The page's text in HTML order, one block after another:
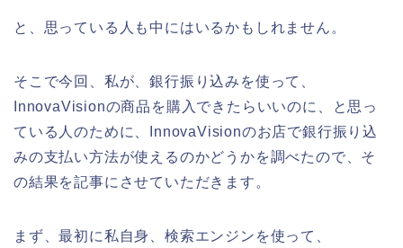
と、思っている人も中にはいるかもしれません。
そこで今回、私が、銀行振り込みを使って、
InnovaVisionの商品を購入できたらいいのに、と思っ
ている人のために、InnovaVisionのお店で銀行振り込
みの支払い方法が使えるのかどうかを調べたので、そ
の結果を記事にさせていただきます。
まず、最初に私自身、検索エンジンを使って、